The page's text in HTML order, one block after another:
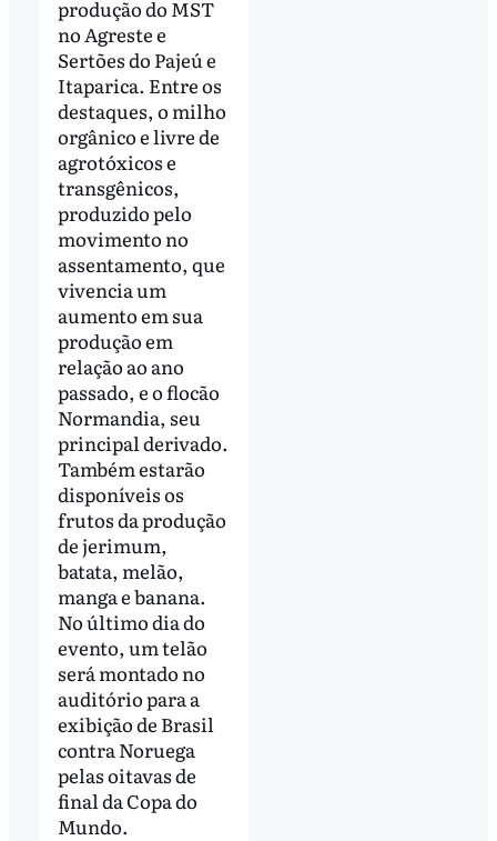
produção do MST
no Agreste e
Sertões do Pajeú e
Itaparica. Entre os
destaques, o milho
orgânico e livre de
agrotóxicos e
transgênicos,
produzido pelo
movimento no
assentamento, que
vivencia um
aumento em sua
produção em
relação ao ano
passado, e o flocão
Normandia, seu
principal derivado.
Também estarão
disponíveis os
frutos da produção
de jerimum,
batata, melão,
manga e banana.
No último dia do
evento, um telão
será montado no
auditório para a
exibição de Brasil
contra Noruega
pelas oitavas de
final da Copa do
Mundo.